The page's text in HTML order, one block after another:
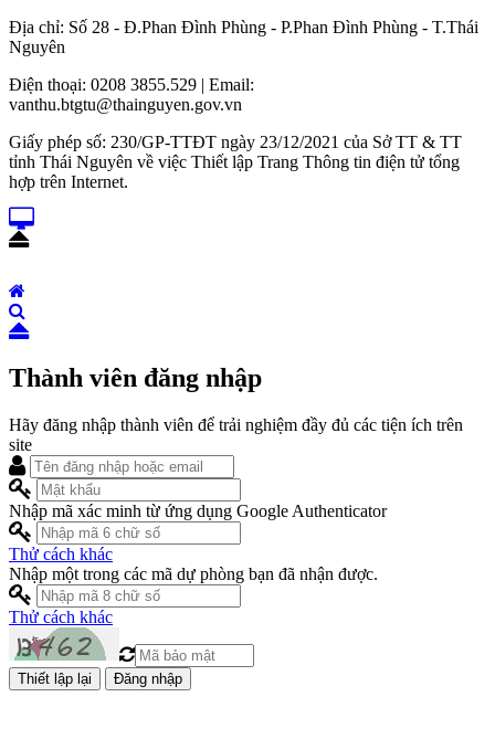
Địa chỉ: Số 28 - Đ.Phan Đình Phùng - P.Phan Đình Phùng - T.Thái
Nguyên
Điện thoại: 0208 3855.529 | Email:
vanthu.btgtu@thainguyen.gov.vn
Giấy phép số: 230/GP-TTĐT ngày 23/12/2021 của Sở TT & TT
tỉnh Thái Nguyên về việc Thiết lập Trang Thông tin điện tử tổng
hợp trên Internet.
Thành viên đăng nhập
Hãy đăng nhập thành viên để trải nghiệm đầy đủ các tiện ích trên
site
Nhập mã xác minh từ ứng dụng Google Authenticator
Thử cách khác
Nhập một trong các mã dự phòng bạn đã nhận được.
Thử cách khác
Đăng nhập